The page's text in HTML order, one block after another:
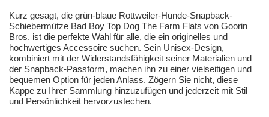
Kurz gesagt, die grün-blaue Rottweiler-Hunde-Snapback-
Schiebermütze Bad Boy Top Dog The Farm Flats von Goorin
Bros. ist die perfekte Wahl für alle, die ein originelles und
hochwertiges Accessoire suchen. Sein Unisex-Design,
kombiniert mit der Widerstandsfähigkeit seiner Materialien und
der Snapback-Passform, machen ihn zu einer vielseitigen und
bequemen Option für jeden Anlass. Zögern Sie nicht, diese
Kappe zu Ihrer Sammlung hinzuzufügen und jederzeit mit Stil
und Persönlichkeit hervorzustechen.